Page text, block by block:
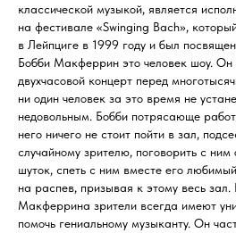
классической музыкой, является
на фестивале «Swinging Bach»,
в Лейпциге в 1999 году и был
Бобби Макферрин это человек шоу. Он
двухчасовой концерт перед
ни один человек за это время не
недовольным. Бобби потрясающе
него ничего не стоит пойти в зал,
случайному зрителю, поговорить с ним
шуток, спеть с ним вместе его
на распев, призывая к этому весь
Макферрина зрители всегда имеют
помочь гениальному музыканту. Он